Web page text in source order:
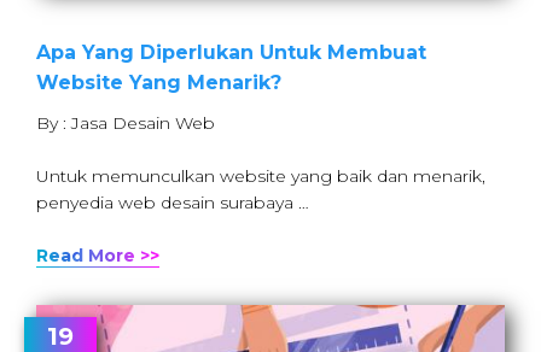
Apa Yang Diperlukan Untuk Membuat
Website Yang Menarik?
By : Jasa Desain Web
Untuk memunculkan website yang baik dan menarik,
penyedia web desain surabaya …
Read More >>
19